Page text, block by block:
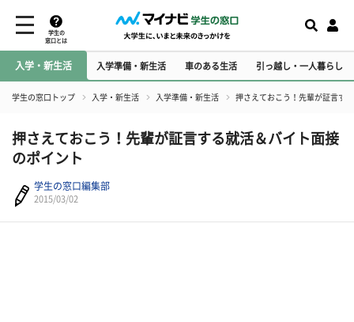
学生の
窓口とは
入学・新生活 入学準備・新生活 車のある生活 引っ越し・一人暮らし
学生の窓口トップ 入学・新生活 入学準備・新生活 押さえておこう！先輩が証言す
押さえておこう！先輩が証言する就活＆バイト面接
のポイント
学生の窓口編集部
2015/03/02